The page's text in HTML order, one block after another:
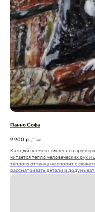
Панно Софа
9 900 р. / 1 шт
Каждый элемент вылеплен
читается тепло человеческих рук
тёплого оттенка не спорит с
рассматривать детали и